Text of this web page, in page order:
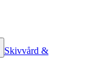
Skivvård &